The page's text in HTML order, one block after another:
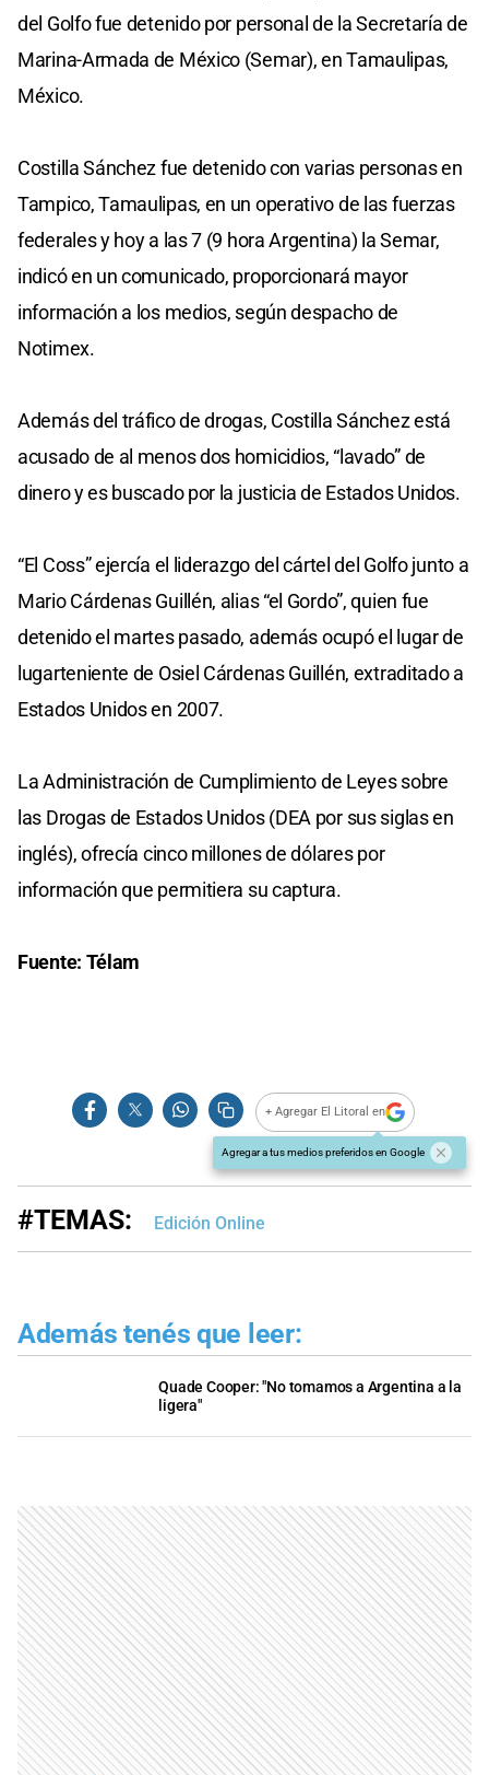
del Golfo fue detenido por personal de la Secretaría de
Marina-Armada de México (Semar), en Tamaulipas,
México.
Costilla Sánchez fue detenido con varias personas en
Tampico, Tamaulipas, en un operativo de las fuerzas
federales y hoy a las 7 (9 hora Argentina) la Semar,
indicó en un comunicado, proporcionará mayor
información a los medios, según despacho de
Notimex.
Además del tráfico de drogas, Costilla Sánchez está
acusado de al menos dos homicidios, “lavado” de
dinero y es buscado por la justicia de Estados Unidos.
“El Coss” ejercía el liderazgo del cártel del Golfo junto a
Mario Cárdenas Guillén, alias “el Gordo”, quien fue
detenido el martes pasado, además ocupó el lugar de
lugarteniente de Osiel Cárdenas Guillén, extraditado a
Estados Unidos en 2007.
La Administración de Cumplimiento de Leyes sobre
las Drogas de Estados Unidos (DEA por sus siglas en
inglés), ofrecía cinco millones de dólares por
información que permitiera su captura.
Fuente: Télam
+ Agregar El Litoral en
Agregar a tus medios preferidos en Google
#TEMAS: Edición Online
Además tenés que leer:
Quade Cooper: "No tomamos a Argentina a la
ligera"